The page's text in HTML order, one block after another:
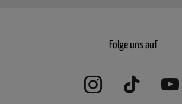
Folge uns auf
InstagramTikTok